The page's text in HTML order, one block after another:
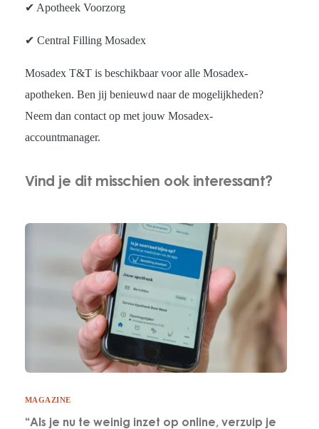
✔ Apotheek Voorzorg
✔ Central Filling Mosadex
Mosadex T&T is beschikbaar voor alle Mosadex-
apotheken. Ben jij benieuwd naar de mogelijkheden?
Neem dan contact op met jouw Mosadex-
accountmanager.
Vind je dit misschien ook interessant?
MAGAZINE
“Als je nu te weinig inzet op online, verzuip je